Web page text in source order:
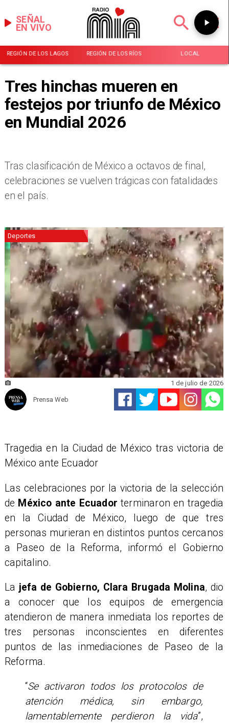
EN VIVO
SEÑAL
REGIÓN DE LOS LAGOS REGIÓN DE LOS RÍOS LOCAL
Tres hinchas mueren en
festejos por triunfo de México
en Mundial 2026
Tras clasificación de México a octavos de final,
celebraciones se vuelven trágicas con fatalidades
en el país.
Deportes
Prensa Web
1 de julio de 2026
Tragedia en la Ciudad de México tras victoria de
México ante Ecuador
Las celebraciones por la victoria de la selección
de México ante Ecuador terminaron en tragedia
en la Ciudad de México, luego de que tres
personas murieran en distintos puntos cercanos
a Paseo de la Reforma, informó el Gobierno
capitalino.
La jefa de Gobierno, Clara Brugada Molina, dio
a conocer que los equipos de emergencia
atendieron de manera inmediata los reportes de
tres personas inconscientes en diferentes
puntos de las inmediaciones de Paseo de la
Reforma.
“Se activaron todos los protocolos de
atención médica, sin embargo,
lamentablemente perdieron la vida”,